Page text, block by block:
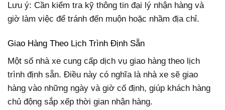
Lưu ý: Cần kiểm tra kỹ thông tin đại lý nhận hàng và
giờ làm việc để tránh đến muộn hoặc nhầm địa chỉ.
Giao Hàng Theo Lịch Trình Định Sẵn
Một số nhà xe cung cấp dịch vụ giao hàng theo lịch
trình định sẵn. Điều này có nghĩa là nhà xe sẽ giao
hàng vào những ngày và giờ cố định, giúp khách hàng
chủ động sắp xếp thời gian nhận hàng.